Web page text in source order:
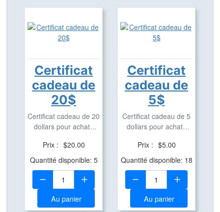
Certificat
cadeau de
20$
Certificat cadeau de 20
dollars pour achats
Prix : $20.00
Quantité disponible: 5
Quantité:
Au panier
Certificat
cadeau de
5$
Certificat cadeau de 5
dollars pour achats
Prix : $5.00
Quantité disponible: 18
Quantité:
Au panier